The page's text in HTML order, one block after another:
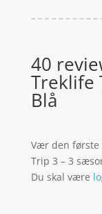
40
Treklife
Blå
Vær den første
Trip 3 – 3
Du skal være